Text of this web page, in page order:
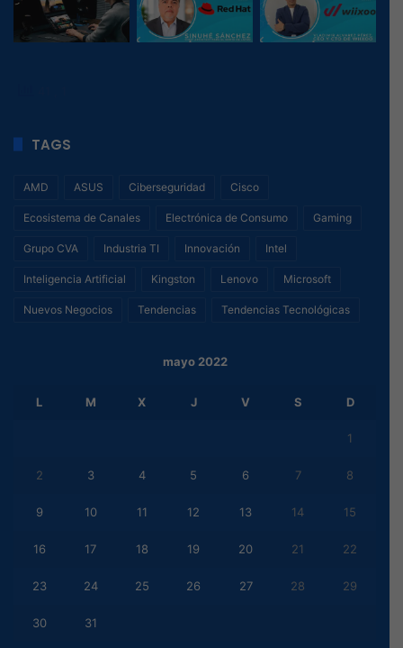
TAGS
AMD ASUS Ciberseguridad Cisco
Ecosistema de Canales Electrónica de Consumo Gaming
Grupo CVA Industria TI Innovación Intel
Inteligencia Artificial Kingston Lenovo Microsoft
Nuevos Negocios Tendencias Tendencias Tecnológicas
mayo 2022
L M X J V S D
1
2 3 4 5 6 7 8
9 10 11 12 13 14 15
16 17 18 19 20 21 22
23 24 25 26 27 28 29
30 31